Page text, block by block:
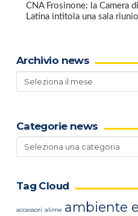
CNA Frosinone: la Camera
Latina intitola una sala
Archivio news
Archivio
news
Categorie news
Categorie
news
Tag Cloud
accessori alime ambiente